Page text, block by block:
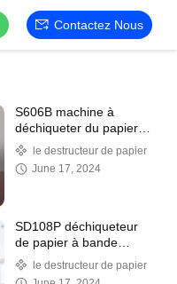
Contactez Nous
S606B machine à
déchiqueter du papier à
bande 6.8 mm taille
déchiquete 5 feuilles A4
le destructeur de papier
June 17, 2024
SD108P déchiqueteur
de papier à bande
coupée pour la maison
et le bureau avec panier
le destructeur de papier